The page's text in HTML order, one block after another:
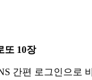
또 10장
간편 로그인으로